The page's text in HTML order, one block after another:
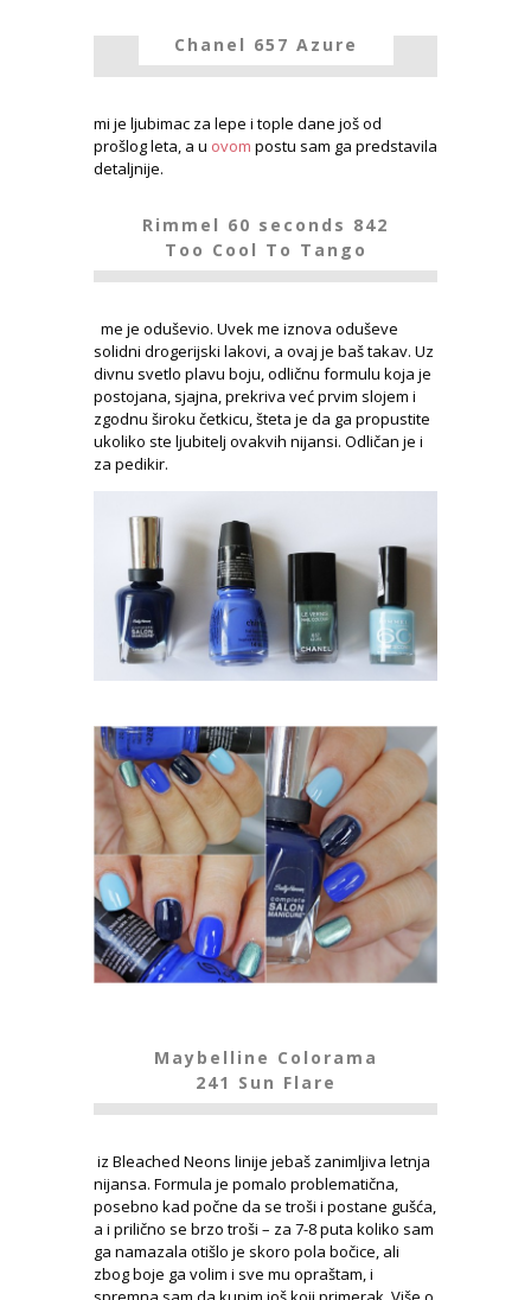
Chanel 657 Azure
mi je ljubimac za lepe i tople dane još od
prošlog leta, a u ovom postu sam ga predstavila
detaljnije.
Rimmel 60 seconds 842
Too Cool To Tango
me je oduševio. Uvek me iznova oduševe
solidni drogerijski lakovi, a ovaj je baš takav. Uz
divnu svetlo plavu boju, odličnu formulu koja je
postojana, sjajna, prekriva već prvim slojem i
zgodnu široku četkicu, šteta je da ga propustite
ukoliko ste ljubitelj ovakvih nijansi. Odličan je i
za pedikir.
Maybelline Colorama
241 Sun Flare
iz Bleached Neons linije jebaš zanimljiva letnja
nijansa. Formula je pomalo problematična,
posebno kad počne da se troši i postane gušća,
a i prilično se brzo troši – za 7-8 puta koliko sam
ga namazala otišlo je skoro pola bočice, ali
zbog boje ga volim i sve mu opraštam, i